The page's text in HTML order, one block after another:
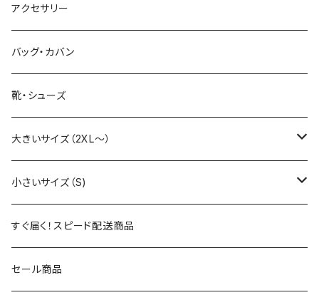
Tシャツ（長袖・七分袖）
トレーナー・スウェット
ニット・セーター
パンツ
デニム・ジーパン
セットアップ
アウター・ジャケット（春秋用）
コート
ジャケット
アウター・ジャケット（冬用）
コート
ジャケット
Ｔシャツ・カットソー（半袖・五分袖）
Tシャツ・カットソー（長袖・七分袖）
トレーナー・スウェット
ニット・セーター
ボトムス
パンツ
デニム・ジーパン
アウター・ジャケット
コート
ジャケット
セットアップ
アクセサリー
バッグ・カバン
靴・シューズ
大きいサイズ（2XL～）
2XL
トップス
ボトムス
3XL
トップス
4XL
小さいサイズ（S)
トップス
アウター
すぐ届く！スピード配送商品
セール商品